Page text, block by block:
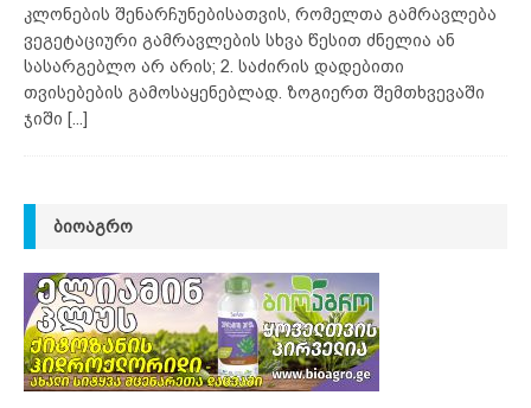
კლონების შენარჩუნებისათვის, რომელთა გამრავლება
ვეგეტაციური გამრავლების სხვა წესით ძნელია ან
სასარგებლო არ არის; 2. საძირის დადებითი
თვისებების გამოსაყენებლად. ზოგიერთ შემთხვევაში
ჯიში [...]
ᲑᲘᲝᲐᲒᲠᲝ